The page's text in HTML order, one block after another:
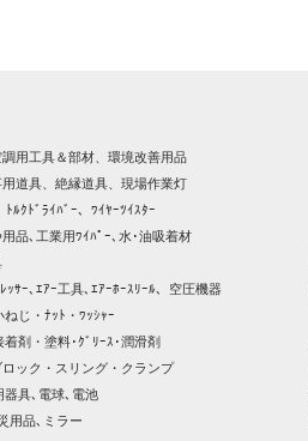
用工具＆部材、環境改善用品
用道具、絶縁道具、現場作業灯
ﾄﾙｸﾄﾞﾗｲﾊﾞｰ、ﾜｲﾔｰﾂｲｽﾀｰ
品､工業用ﾜｲﾊﾟｰ､水･油吸着材
ｯｻｰ､ｴｱｰ工具､ｴｱｰﾎｰｽﾘｰﾙ、空圧機器
ねじ・ﾅｯﾄ・ﾜｯｼｬｰ
着剤・塗料･ｸﾞﾘｰｽ･潤滑剤
ック・スリング・クランプ
器具､電球､電池
用品､ミラー